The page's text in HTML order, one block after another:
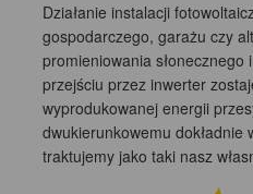
Działanie instalacji
gospodarczego, garażu czy
promieniowania
przejściu przez inwerter
wyprodukowanej energii
dwukierunkowemu
traktujemy jako taki nasz